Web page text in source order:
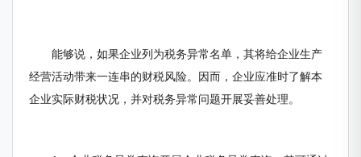
能够说，如果企业列为税务异常名单，其将给企业生产
经营活动带来一连串的财税风险。因而，企业应准时了解本
企业实际财税状况，并对税务异常问题开展妥善处理。